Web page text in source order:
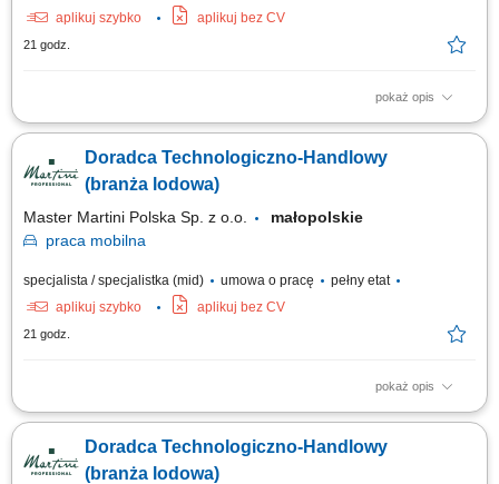
aplikuj szybko
aplikuj bez CV
21 godz.
pokaż opis
Twój obszar odpowiedzialności: Budowanie długofalowych, partnerskich
produktowe oraz prowadzenie prezentacji i pokazów u klientów. Udział w
targach, szkoleniach oraz kluczowych wydarzeniach branżowych.
Doradca Technologiczno-Handlowy
(branża lodowa)
Master Martini Polska Sp. z o.o.
małopolskie
praca mobilna
specjalista / specjalistka (mid) umowa o pracę
pełny etat
aplikuj szybko
aplikuj bez CV
21 godz.
pokaż opis
Twój obszar odpowiedzialności: Budowanie długofalowych, partnerskich
produktowe oraz prowadzenie prezentacji i pokazów u klientów. Udział w
targach, szkoleniach oraz kluczowych wydarzeniach branżowych.
Doradca Technologiczno-Handlowy
(branża lodowa)